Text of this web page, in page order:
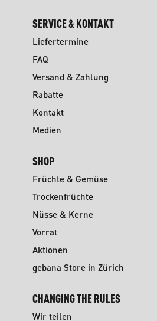
SERVICE & KONTAKT
Liefertermine
FAQ
Versand & Zahlung
Rabatte
Kontakt
Medien
SHOP
Früchte & Gemüse
Trockenfrüchte
Nüsse & Kerne
Vorrat
Aktionen
gebana Store in Zürich
CHANGING THE RULES
Wir teilen